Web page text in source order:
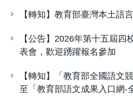
【轉知】教育部臺灣本土語
【公告】2026年第十五屆四
表會，歡迎踴躍報名參加
【轉知】「教育部全國語文
至「教育部語文成果入口網-